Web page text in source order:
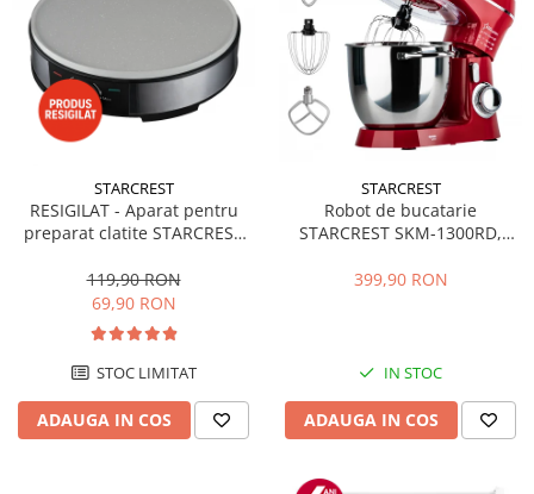
STARCREST
RESIGILAT - Aparat pentru
preparat clatite STARCREST
invelis ceramic antiaderent,
30 cm, Inox / Negru
119,90 RON
69,90 RON
STOC LIMITAT
ADAUGA IN COS
STARCREST
Robot de bucatarie
STARCREST SKM-1300RD,
Accesorii, 10 Viteze + Pulse,
399,90 RON
IN STOC
ADAUGA IN COS